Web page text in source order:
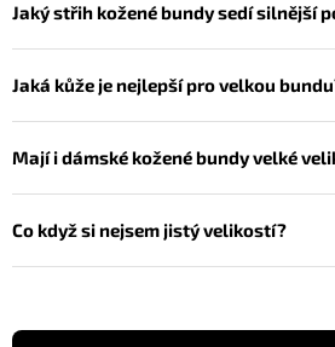
Jaký střih kožené bundy sedí silnější
Jaká kůže je nejlepší pro velkou
Mají i dámské kožené bundy velké
Co když si nejsem jistý velikostí?